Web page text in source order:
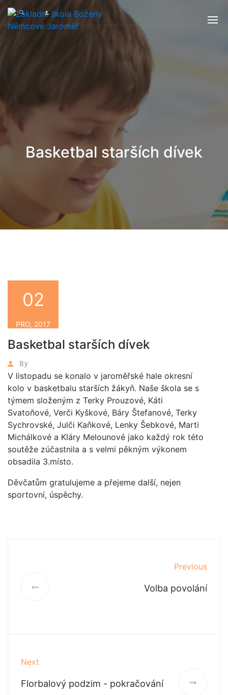
Basketbal starších dívek
Basketbal starších dívek
By
02
PRO, 2017
V listopadu se konalo v jaroměřské hale okresní
kolo v basketbalu starších žákyň. Naše škola se s
týmem složeným z Terky Prouzové, Káti
Svatoňové, Verči Kyškové, Báry Štefanové, Terky
Sychrovské, Julči Kaňkové, Lenky Šebkové, Marti
Michálkové a Kláry Melounové jako každý rok této
soutěže zúčastnila a s velmi pěkným výkonem
obsadila 3.místo.
Děvčatům gratulujeme a přejeme další, nejen
sportovní, úspěchy.
Previous
Volba povolání
Next
Florbalový podzim - pokračování